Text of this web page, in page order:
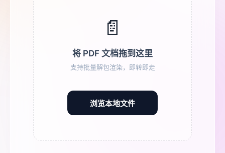
📄
将 PDF 文档拖到这里
支持批量解包渲染，即转即走
浏览本地文件